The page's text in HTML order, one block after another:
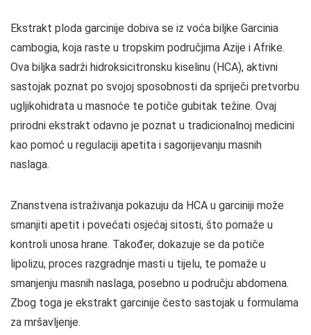
Ekstrakt ploda garcinije dobiva se iz voća biljke Garcinia
cambogia, koja raste u tropskim područjima Azije i Afrike.
Ova biljka sadrži hidroksicitronsku kiselinu (HCA), aktivni
sastojak poznat po svojoj sposobnosti da spriječi pretvorbu
ugljikohidrata u masnoće te potiče gubitak težine. Ovaj
prirodni ekstrakt odavno je poznat u tradicionalnoj medicini
kao pomoć u regulaciji apetita i sagorijevanju masnih
naslaga.
Znanstvena istraživanja pokazuju da HCA u garciniji može
smanjiti apetit i povećati osjećaj sitosti, što pomaže u
kontroli unosa hrane. Također, dokazuje se da potiče
lipolizu, proces razgradnje masti u tijelu, te pomaže u
smanjenju masnih naslaga, posebno u području abdomena.
Zbog toga je ekstrakt garcinije često sastojak u formulama
za mršavljenje.